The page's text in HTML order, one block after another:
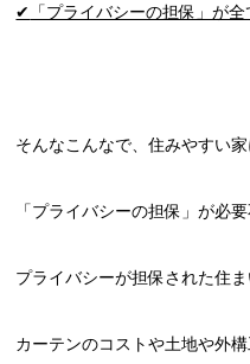
✔ 「プライバシーの担保」が
そんなこんなで、住みやすい家
「プライバシーの担保」が必
プライバシーが担保された住ま
カーテンのコストや土地や外